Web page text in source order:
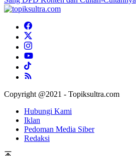
Copyright @2021 - Topiksultra.com
Hubungi Kami
Iklan
Pedoman Media Siber
Redaksi